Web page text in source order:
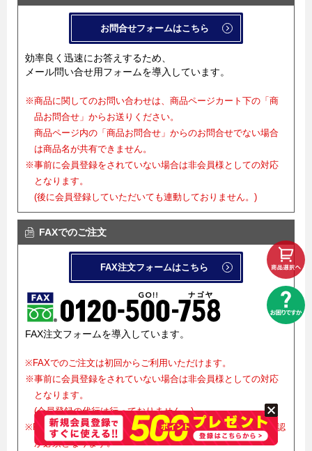
お問合せフォームはこちら
効率良く迅速にお答えするため、
メール問い合せ用フォームを導入しています。
※商品に関してのお問い合わせは、商品ページカート下の「商
品お問合せ」からお送りください。
商品ページ内の「商品お問合せ」からのお問合せでない場合
は商品名が共有できません。
※事前に会員登録をされていない場合は非会員様としての対応
となります。
(後に会員登録していただいても連動しておりません。)
FAXでのご注文
FAX注文フォームはこちら
FAX注文フォームを導入しています。
※FAXでのご注文は初回からご利用いただけます。
※事前に会員登録をされていない場合は非会員様としての対応
となります。
(会員登録の代行は行っておりません。)
※FAXでご注文をお受けした後、正式確定にはメールでのご確認
が必須となります。